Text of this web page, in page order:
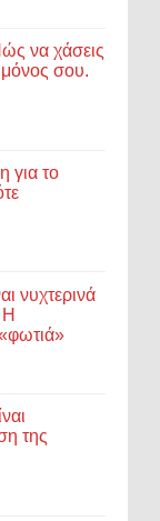
να χάσεις
μόνος σου.
για το
νυχτερινά
Η
της